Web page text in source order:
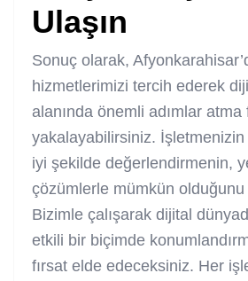
Ulaşın
Sonuç olarak,
hizmetlerimizi tercih ederek
alanında önemli adımlar atma
yakalayabilirsiniz.
iyi şekilde değerlendirmenin,
çözümlerle mümkün
Bizimle çalışarak dijital
etkili bir biçimde
fırsat elde edeceksiniz. Her